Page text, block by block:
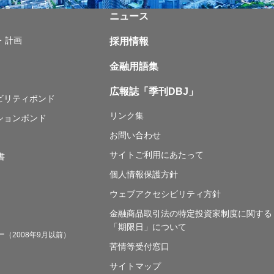
計画
リティボンド
ョンボンド
（2008年9月以前）
ニュース
採用情報
金融用語集
広報誌「季刊DBJ」
リンク集
お問い合わせ
サイトご利用にあたって
個人情報保護方針
ウェブアクセシビリティ方針
金融商品取引法の特定投資家制度に関する
「期限日」について
苦情等受付窓口
サイトマップ